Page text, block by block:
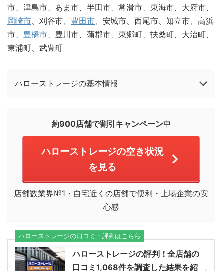
市、津島市、あま市、半田市、常滑市、東海市、大府市、
岡崎市、刈谷市、 豊田市、安城市、西尾市、知立市、高浜
市、 豊橋市、豊川市、蒲郡市、東郷町、扶桑町、大治町、
東浦町、武豊町
ハローストレージの基本情報
約900店舗で割引キャンペーン中
ハローストレージの空き状況
を見る
店舗数業界№1・自宅近くの店舗で便利・上場企業の安
心感
ハローストレージの評判！全店舗の
口コミ1,068件を調査した結果を紹
ハローストレージの口コミ・評判はこちら